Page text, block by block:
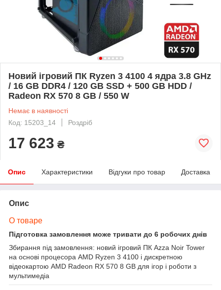
Новий ігровий ПК Ryzen 3 4100 4 ядра 3.8 GHz
/ 16 GB DDR4 / 120 GB SSD + 500 GB HDD /
Radeon RX 570 8 GB / 550 W
Немає в наявності
Код: 15203_14
Роздріб
17 623 ₴
Опис Характеристики Відгуки про товар Доставка
Опис
О товаре
Підготовка замовлення може тривати до 6 робочих днів
Збирання під замовлення: новий ігровий ПК Azza Noir Tower
на основі процесора AMD Ryzen 3 4100 і дискретною
відеокартою AMD Radeon RX 570 8 GB для ігор і роботи з
мультимедіа